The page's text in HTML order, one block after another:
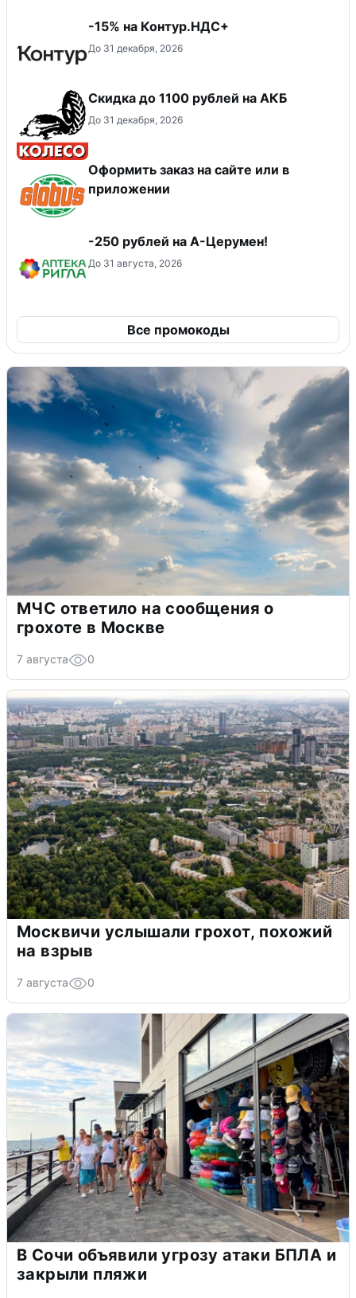
-15% на Контур.НДС+
До 31 декабря, 2026
Скидка до 1100 рублей на АКБ
До 31 декабря, 2026
Оформить заказ на сайте или в
приложении
-250 рублей на А-Церумен!
До 31 августа, 2026
Все промокоды
МЧС ответило на сообщения о
грохоте в Москве
7 августа 0
Москвичи услышали грохот, похожий
на взрыв
7 августа 0
В Сочи объявили угрозу атаки БПЛА и
закрыли пляжи